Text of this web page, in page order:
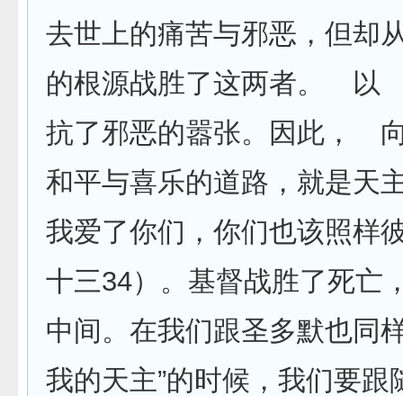
去世上的痛苦与邪恶，但却
的根源战胜了这两者。 以
抗了邪恶的嚣张。因此，
和平与喜乐的道路，就是天
我爱了你们，你们也该照样
十三34）。基督战胜了死
中间。在我们跟圣多默也同
我的天主”的时候，我们要跟